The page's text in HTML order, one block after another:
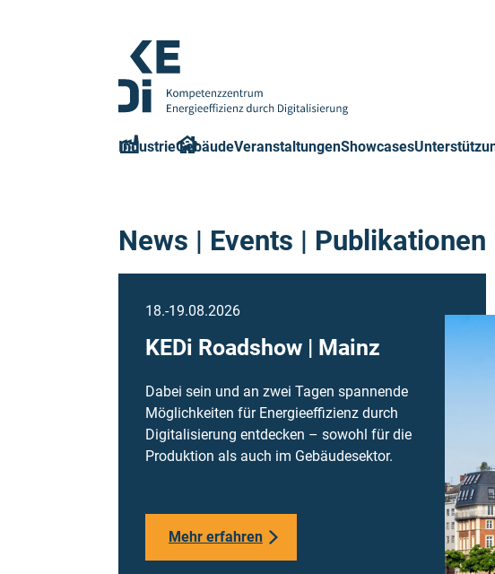
Kompetenzzentrum
-
Zur
Startseite
IndustrieGebäudeVeranstaltungenShowcases
News | Events | Publikationen
18.-19.08.2026
KEDi Roadshow | Mainz
Dabei sein und an zwei Tagen spannende
Möglichkeiten für Energieeffizienz durch
Digitalisierung entdecken – sowohl für die
Produktion als auch im Gebäudesektor.
Mehr erfahren